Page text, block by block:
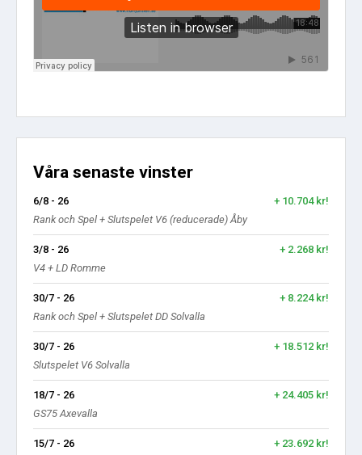
Våra senaste vinster
6/8 - 26
+ 10.704 kr!
Rank och Spel + Slutspelet V6 (reducerade) Åby
3/8 - 26
+ 2.268 kr!
V4 + LD Romme
30/7 - 26
+ 8.224 kr!
Rank och Spel + Slutspelet DD Solvalla
30/7 - 26
+ 18.512 kr!
Slutspelet V6 Solvalla
18/7 - 26
+ 24.405 kr!
GS75 Axevalla
15/7 - 26
+ 23.692 kr!